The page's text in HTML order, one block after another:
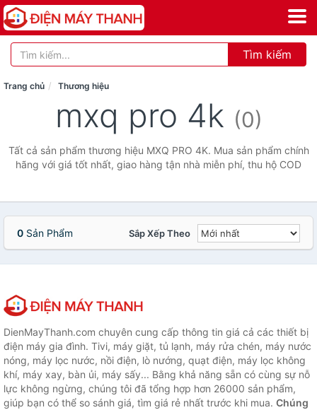
Tìm kiếm
Trang chủ Thương hiệu
mxq pro 4k (0)
Tất cả sản phẩm thương hiệu MXQ PRO 4K. Mua sản phẩm chính
hãng với giá tốt nhất, giao hàng tận nhà miễn phí, thu hộ COD
0 Sản Phẩm Sắp Xếp Theo
DienMayThanh.com chuyên cung cấp thông tin giá cả các thiết bị
điện máy gia đình. Tivi, máy giặt, tủ lạnh, máy rửa chén, máy nước
nóng, máy lọc nước, nồi điện, lò nướng, quạt điện, máy lọc không
khí, máy xay, bàn ủi, máy sấy... Bằng khả năng sẵn có cùng sự nỗ
lực không ngừng, chúng tôi đã tổng hợp hơn 26000 sản phẩm,
giúp bạn có thể so sánh giá, tìm giá rẻ nhất trước khi mua. Chúng